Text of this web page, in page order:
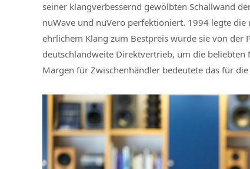
seiner klangverbessernd gewölbten Schallwand
nuWave und nuVero perfektioniert. 1994 legte
ehrlichem Klang zum Bestpreis wurde sie von der
deutschlandweite Direktvertrieb, um die
Margen für Zwischenhändler bedeutete das für